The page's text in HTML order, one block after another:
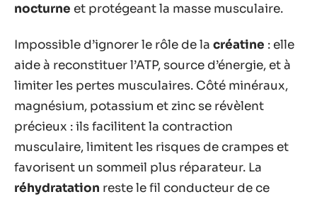
nocturne et protégeant la masse musculaire.
Impossible d’ignorer le rôle de la créatine : elle
aide à reconstituer l’ATP, source d’énergie, et à
limiter les pertes musculaires. Côté minéraux,
magnésium, potassium et zinc se révèlent
précieux : ils facilitent la contraction
musculaire, limitent les risques de crampes et
favorisent un sommeil plus réparateur. La
réhydratation reste le fil conducteur de ce